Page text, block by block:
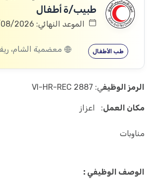
طبيب/ة أطفال
الموعد النهائي: 09/08/2026
طب الأطفال
الرمز الوظيفي: VI-HR-REC 2887
مكان العمل: اعزاز
مناوبات
الوصف الوظيفي :